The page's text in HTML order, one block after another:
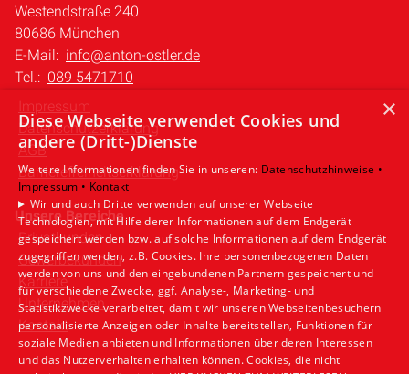
Westendstraße 240
80686 München
E-Mail: info@anton-ostler.de
Tel.: 089 5471710
Impressum
Datenschutzerklärung
AGB
Barrierefreiheitserklärung
Unsere Bereiche
Privatkunden
Gewerbekunden
Karriere
Unternehmen
Kontakt
×
Diese Webseite verwendet Cookies und
andere (Dritt-)Dienste
Weitere Informationen finden Sie in unseren: Datenschutzhinweise •
Impressum • Kontakt
Wir und auch Dritte verwenden auf unserer Webseite
Technologien, mit Hilfe derer Informationen auf dem Endgerät
gespeichert werden bzw. auf solche Informationen auf dem Endgerät
zugegriffen werden, z.B. Cookies. Ihre personenbezogenen Daten
werden von uns und den eingebundenen Partnern gespeichert und
für verschiedene Zwecke, ggf. Analyse-, Marketing- und
Statistikzwecke verarbeitet, damit wir unseren Webseitenbesuchern
personalisierte Anzeigen oder Inhalte bereitstellen, Funktionen für
soziale Medien anbieten und Informationen über deren Interessen
und das Nutzerverhalten erhalten können. Cookies, die nicht